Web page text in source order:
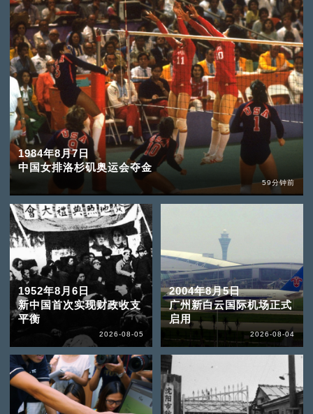
1984年8月7日
中国女排洛杉矶奥运会夺金
59分钟前
1952年8月6日
新中国首次实现财政收支
平衡
2026-08-05
2004年8月5日
广州新白云国际机场正式
启用
2026-08-04